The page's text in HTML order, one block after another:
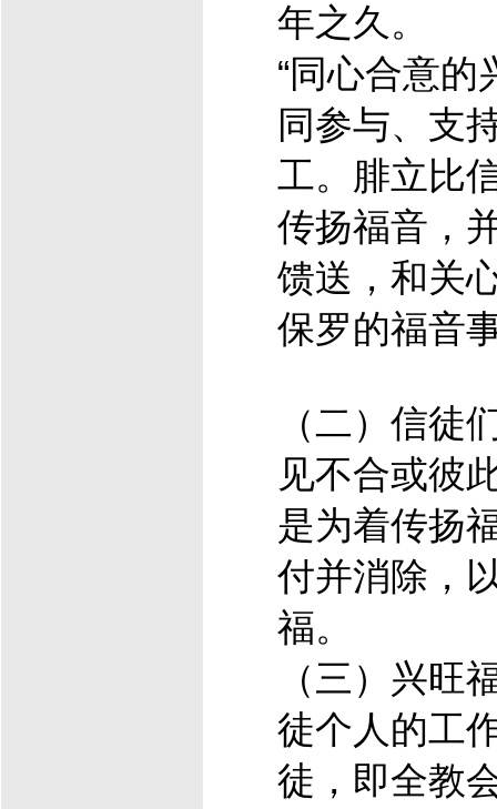
年之久。
“同心合意的
同参与、支
工。腓立比
传扬福音，
馈送，和关
保罗的福音
（二）信徒
见不合或彼
是为着传扬
付并消除，
福。
（三）兴旺
徒个人的工
徒，即全教